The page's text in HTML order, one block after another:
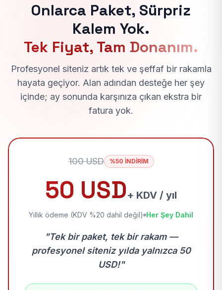
Onlarca Paket, Sürpriz
Kalem Yok.
Tek Fiyat, Tam Donanım.
Profesyonel siteniz artık tek ve şeffaf bir rakamla
hayata geçiyor. Alan adından desteğe her şey
içinde; ay sonunda karşınıza çıkan ekstra bir
fatura yok.
100 USD %50 İNDİRİM
50 USD+ KDV / yıl
Yıllık ödeme (KDV %20 dahil değil) Her Şey Dahil
"Tek bir paket, tek bir rakam —
profesyonel siteniz yılda yalnızca 50
USD!"